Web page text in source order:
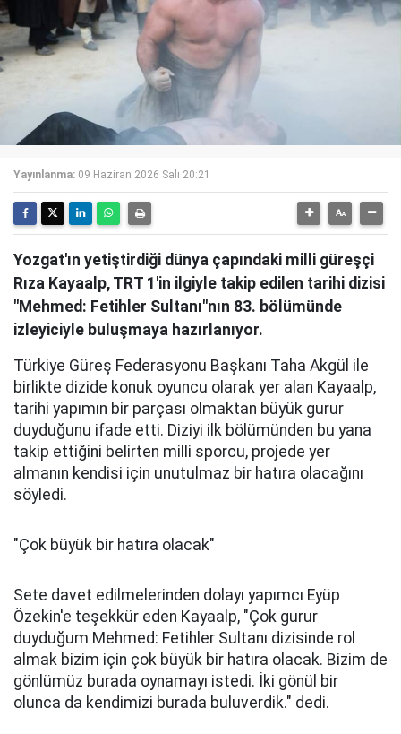
Yayınlanma: 09 Haziran 2026 Salı 20:21
Yozgat'ın yetiştirdiği dünya çapındaki milli güreşçi
Rıza Kayaalp, TRT 1'in ilgiyle takip edilen tarihi dizisi
"Mehmed: Fetihler Sultanı"nın 83. bölümünde
izleyiciyle buluşmaya hazırlanıyor.
Türkiye Güreş Federasyonu Başkanı Taha Akgül ile
birlikte dizide konuk oyuncu olarak yer alan Kayaalp,
tarihi yapımın bir parçası olmaktan büyük gurur
duyduğunu ifade etti. Diziyi ilk bölümünden bu yana
takip ettiğini belirten milli sporcu, projede yer
almanın kendisi için unutulmaz bir hatıra olacağını
söyledi.
"Çok büyük bir hatıra olacak"
Sete davet edilmelerinden dolayı yapımcı Eyüp
Özekin'e teşekkür eden Kayaalp, "Çok gurur
duyduğum Mehmed: Fetihler Sultanı dizisinde rol
almak bizim için çok büyük bir hatıra olacak. Bizim de
gönlümüz burada oynamayı istedi. İki gönül bir
olunca da kendimizi burada buluverdik." dedi.